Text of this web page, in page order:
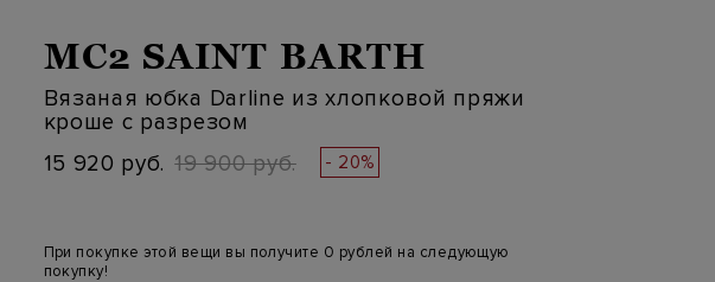
MC2 SAINT BARTH
Вязаная юбка Darline из хлопковой пряжи
кроше с разрезом
15 920 руб. 19 900 руб. - 20%
При покупке этой вещи вы получите 0 рублей на следующую
покупку!